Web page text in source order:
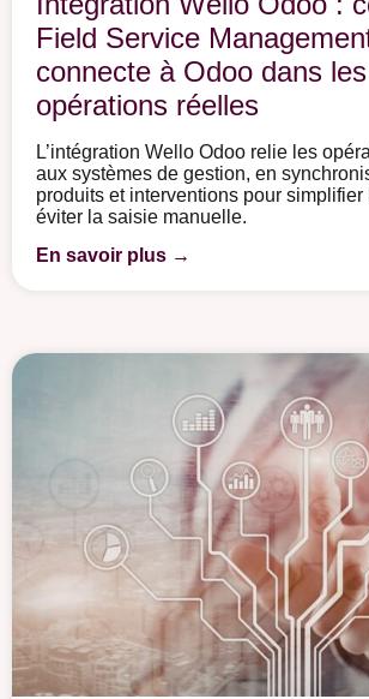
Field Service
connecte à Odoo dans les
opérations réelles
L’intégration Wello Odoo relie les
aux systèmes de gestion, en
produits et interventions pour simplifier
éviter la saisie manuelle.
En savoir plus →